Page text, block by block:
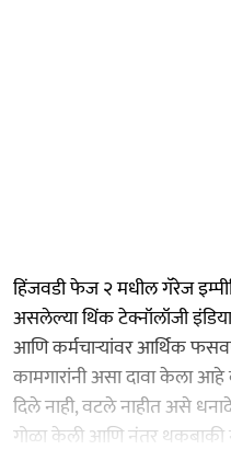
हिंजवडी फेज २ मधील गॅरेज
असलेल्या थिंक टेक्नॉलॉजी
आणि कर्मचाऱ्यांवर आर्थिक
कामगारांनी असा दावा केला
दिले नाही, वटले नाहीत असे
गोळा केली आणि नंतर